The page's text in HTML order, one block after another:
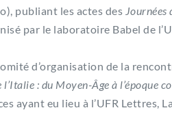
publiant les actes des
par le laboratoire Babel de
d’organisation de la
: du Moyen-Âge à l’époque
ayant eu lieu à l’UFR Lettres,